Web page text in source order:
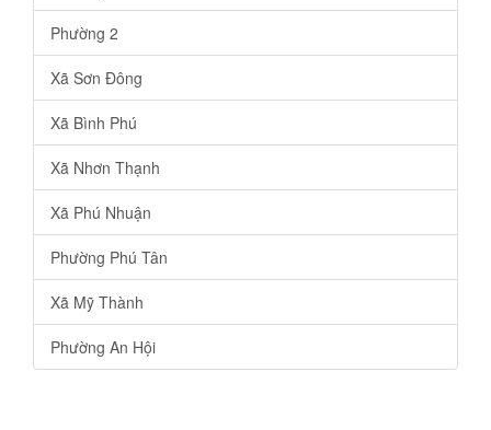
Phường 2
Xã Sơn Đông
Xã Bình Phú
Xã Nhơn Thạnh
Xã Phú Nhuận
Phường Phú Tân
Xã Mỹ Thành
Phường An Hội